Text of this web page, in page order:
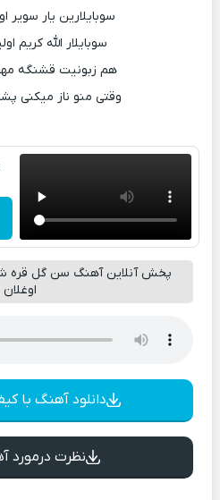
سوبایلارین یار سویر
سوبایلار الله کریم
هم زبونیت قشنگه
وقتی منو ناز میکنی
پخش آنلاین آهنگ سن گل قره
اوغلان
دانلود آهنگ با
نظرت درمورد